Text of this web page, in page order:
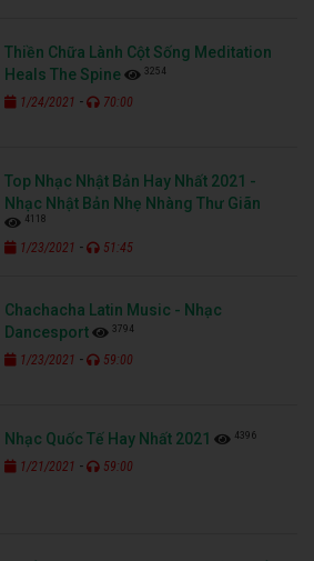
Thiền Chữa Lành Cột Sống Meditation
Heals The Spine
3254
1/24/2021 - 70:00
Top Nhạc Nhật Bản Hay Nhất 2021 -
Nhạc Nhật Bản Nhẹ Nhàng Thư Giãn
4118
1/23/2021 - 51:45
Chachacha Latin Music - Nhạc
Dancesport
3794
1/23/2021 - 59:00
Nhạc Quốc Tế Hay Nhất 2021 4396
1/21/2021 - 59:00